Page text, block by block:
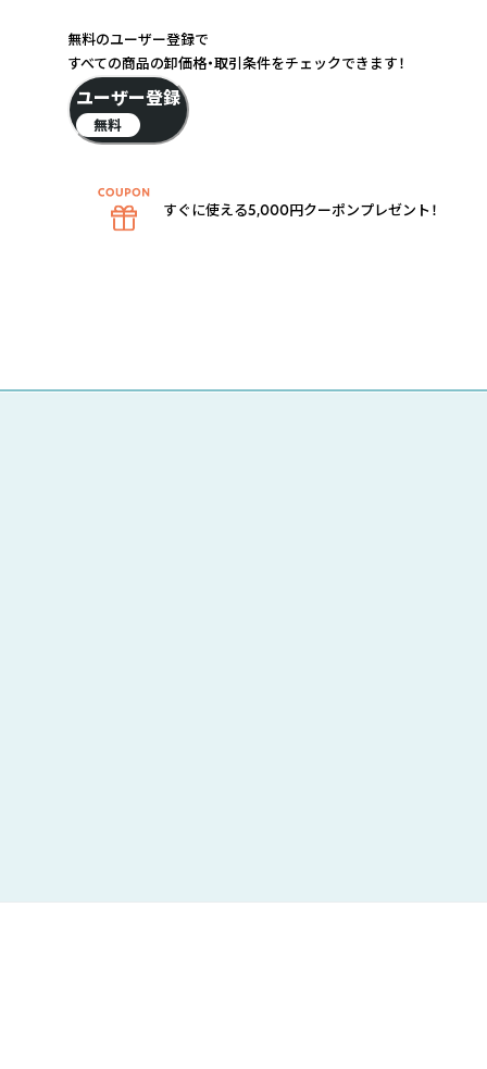
無料のユーザー登録で
すべての商品の卸価格・取引条件をチェックできます！
ユーザー登録
無料
すぐに使える5,000円クーポンプレゼント！